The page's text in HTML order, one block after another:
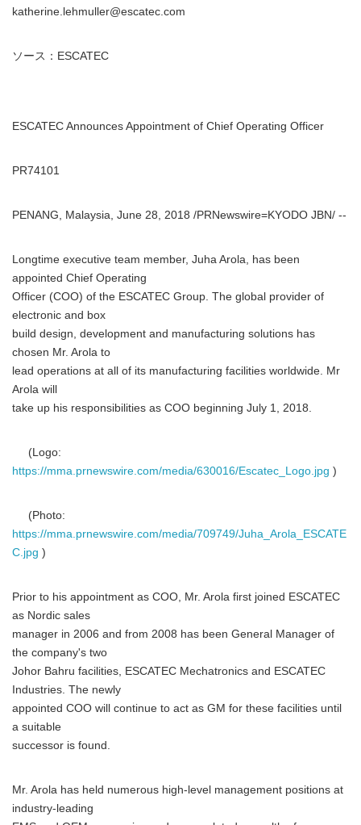
katherine.lehmuller@escatec.com
ソース：ESCATEC
ESCATEC Announces Appointment of Chief Operating Officer
PR74101
PENANG, Malaysia, June 28, 2018 /PRNewswire=KYODO JBN/ --
Longtime executive team member, Juha Arola, has been
appointed Chief Operating
Officer (COO) of the ESCATEC Group. The global provider of
electronic and box
build design, development and manufacturing solutions has
chosen Mr. Arola to
lead operations at all of its manufacturing facilities worldwide. Mr
Arola will
take up his responsibilities as COO beginning July 1, 2018.
(Logo:
https://mma.prnewswire.com/media/630016/Escatec_Logo.jpg )
(Photo:
https://mma.prnewswire.com/media/709749/Juha_Arola_ESCATE
C.jpg )
Prior to his appointment as COO, Mr. Arola first joined ESCATEC
as Nordic sales
manager in 2006 and from 2008 has been General Manager of
the company's two
Johor Bahru facilities, ESCATEC Mechatronics and ESCATEC
Industries. The newly
appointed COO will continue to act as GM for these facilities until
a suitable
successor is found.
Mr. Arola has held numerous high-level management positions at
industry-leading